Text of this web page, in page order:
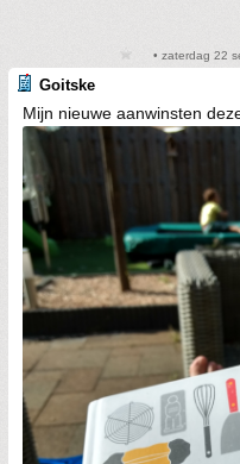
• zaterdag 22
Goitske
Mijn nieuwe aanwinsten